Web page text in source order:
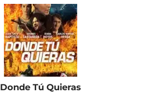
Donde Tú Quieras